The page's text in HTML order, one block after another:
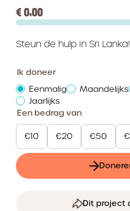
€ 0,00
Steun de hulp in Sri Lanka!
Ik doneer
Eenmalig
Maandelijks
Jaarlijks
Een bedrag van
€10 €20 €50
Dit project